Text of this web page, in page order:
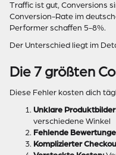
Traffic ist gut, Conversions
Conversion-Rate im
Performer schaffen 5-8%.
Der Unterschied liegt im
Die 7 größten
Diese Fehler kosten dich
Unklare
verschiedene Winkel
Fehlende
Komplizierter